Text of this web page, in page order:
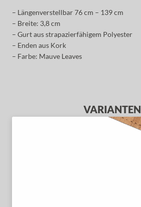
– Längenverstellbar 76 cm – 139 cm
– Breite: 3,8 cm
– Gurt aus strapazierfähigem Polyester
– Enden aus Kork
– Farbe: Mauve Leaves
VARIANTEN